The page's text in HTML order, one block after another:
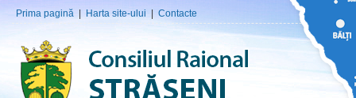
Prima pagină Harta site-ului Contacte